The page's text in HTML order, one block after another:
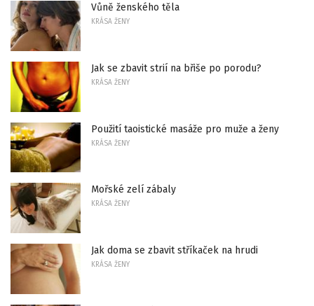
Vůně ženského těla
KRÁSA ŽENY
Jak se zbavit strií na břiše po porodu?
KRÁSA ŽENY
Použití taoistické masáže pro muže a ženy
KRÁSA ŽENY
Mořské zelí zábaly
KRÁSA ŽENY
Jak doma se zbavit stříkaček na hrudi
KRÁSA ŽENY